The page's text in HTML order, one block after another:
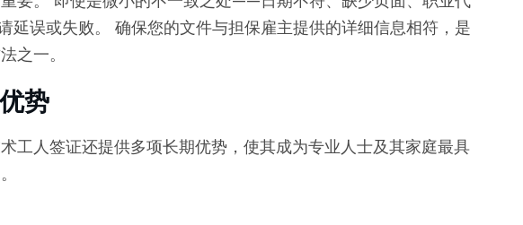
误或失败。 确保您的文件与担保雇主提供的详细信息相符，是
之一。
势
工人签证还提供多项长期优势，使其成为专业人士及其家庭最具